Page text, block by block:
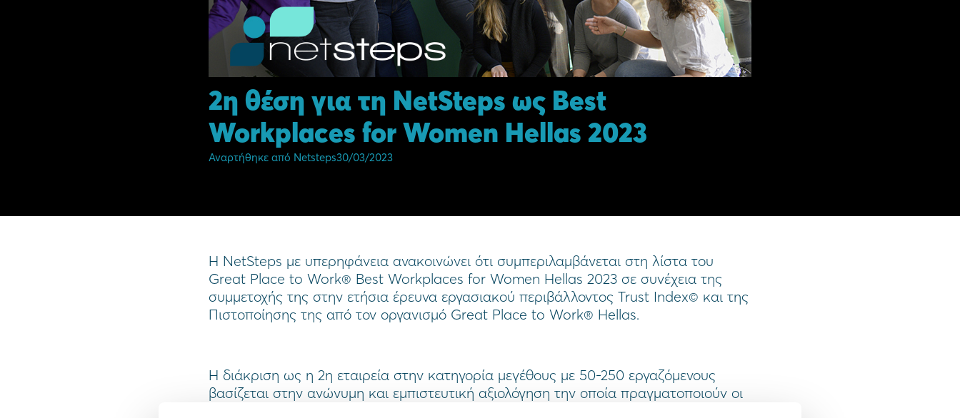
2η θέση για τη NetSteps ως Best
Workplaces for Women Hellas 2023
Αναρτήθηκε από Netsteps30/03/2023
Η NetSteps με υπερηφάνεια ανακοινώνει ότι συμπεριλαμβάνεται στη λίστα του
Great Place to Work® Best Workplaces for Women Hellas 2023 σε συνέχεια της
συμμετοχής της στην ετήσια έρευνα εργασιακού περιβάλλοντος Trust Index© και της
Πιστοποίησης της από τον οργανισμό Great Place to Work® Hellas.
Η διάκριση ως η 2η εταιρεία στην κατηγορία μεγέθους με 50-250 εργαζόμενους
βασίζεται στην ανώνυμη και εμπιστευτική αξιολόγηση την οποία πραγματοποιούν οι